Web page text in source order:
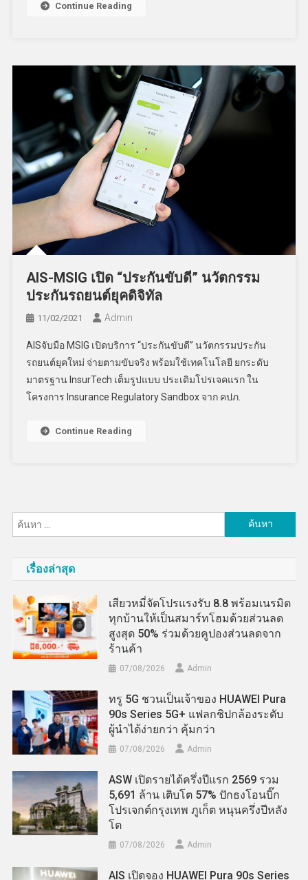
Continue Reading
AIS-MSIG เปิด “ประกันขับดี” นวัตกรรม
ประกันรถยนต์ยุคดิจิทัล
11/02/2021 Admin
AISจับมือ MSIG เปิดบริการ “ประกันขับดี” นวัตกรรมประกัน
รถยนต์ยุคใหม่ จ่ายตามขับจริง พร้อมใช้เทคโนโลยี ยกระดับ
มาตรฐาน InsurTech เต็มรูปแบบ ประเดิมโปรเจคแรก ใน
โครงการ Insurance Regulatory Sandbox จาก คปภ.
Continue Reading
สำหรับ:
เรื่องล่าสุด
เสียวหมี่จัดโปรแรงรับ 8.8 พร้อมเนรมิต
ทุกบ้านให้เป็นสมาร์ทโฮมด้วยส่วนลด
สูงสุด 50% ร่วมด้วยคูปองส่วนลดจาก
ร้านค้า
07/08/2026 Admin
ทรู 5G ชวนเป็นเจ้าของ HUAWEI Pura
90s Series 5G+ แฟลกชิปกล้องระดับ
ผู้นำได้ง่ายกว่า คุ้มกว่า
07/08/2026 Admin
ASW เปิดรายได้ครึ่งปีแรก 2569 รวม
5,691 ล้าน เติบโต 57% ปักธงโอนบิ๊ก
โปรเจกต์กรุงเทพ ภูเก็ต หนุนครึ่งปีหลัง
โต
07/08/2026 Admin
AIS เปิดจอง HUAWEI Pura 90s Series